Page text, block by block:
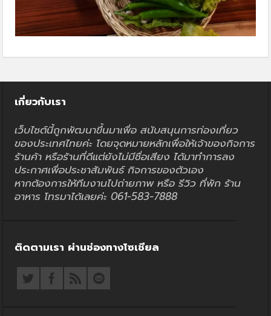
เกี่ยวกับเรา
เว็บไซต์นี้ถูกพัฒนาขึ้นมาเพื่อ สนับสนุนการท่องเที่ยว
ของประเทศไทยค่ะ โดยจุดหมายหลักเพื่อให้เจ้าของกิจการ
ร้านค้า หรือร้านที่ดีแต่ยังไม่มีชื่อเสียง ได้มาทำการลง
ประกาศเพื่อประชาสัมพันธ์ กิจการของตัวเอง
หากต้องการให้ทีมงานไปถ่ายภาพ หรือ รีวิว ที่พัก ร้าน
อาหาร โทรมาได้เลยค่ะ 061-583-7888
ติดตามเรา ผ่านช่องทางโซเชียล